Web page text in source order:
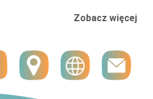
Zobacz więcej